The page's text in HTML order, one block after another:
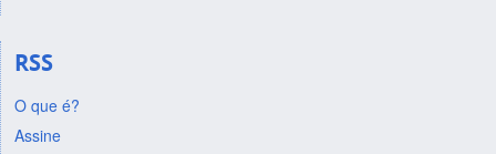
RSS
O que é?
Assine